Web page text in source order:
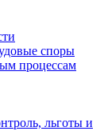
споры
процессам
льготы и